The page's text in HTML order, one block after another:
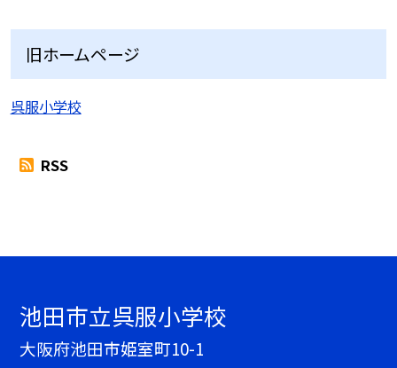
旧ホームページ
呉服小学校
RSS
池田市立呉服小学校
大阪府池田市姫室町10-1